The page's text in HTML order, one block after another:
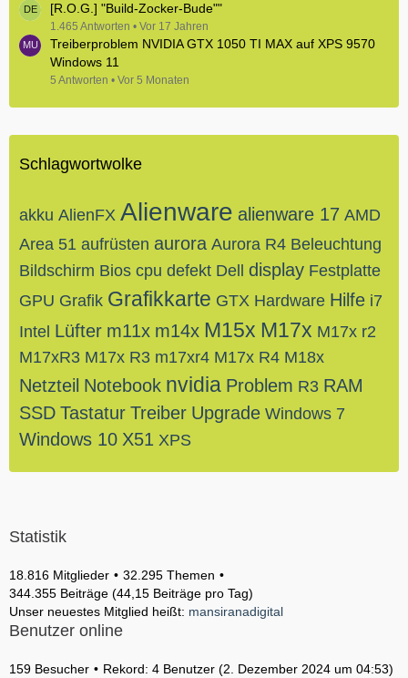
[R.O.G.] "Build-Zocker-Bude""
1.465 Antworten Vor 17 Jahren
Treiberproblem NVIDIA GTX 1050 TI MAX auf XPS 9570
Windows 11
5 Antworten Vor 5 Monaten
Schlagwortwolke
akku AlienFX Alienware alienware 17 AMD
Area 51 aufrüsten aurora Aurora R4 Beleuchtung
Bildschirm Bios cpu defekt Dell display Festplatte
GPU Grafik Grafikkarte GTX Hardware Hilfe i7
Intel Lüfter m11x m14x M15x M17x M17x r2
M17xR3 M17x R3 m17xr4 M17x R4 M18x
Netzteil Notebook nvidia Problem R3 RAM
SSD Tastatur Treiber Upgrade Windows 7
Windows 10 X51 XPS
Statistik
18.816 Mitglieder
32.295 Themen
344.355 Beiträge (44,15 Beiträge pro Tag)
Unser neuestes Mitglied heißt: mansiranadigital
Benutzer online
159 Besucher Rekord: 4 Benutzer (2. Dezember 2024 um 04:53)